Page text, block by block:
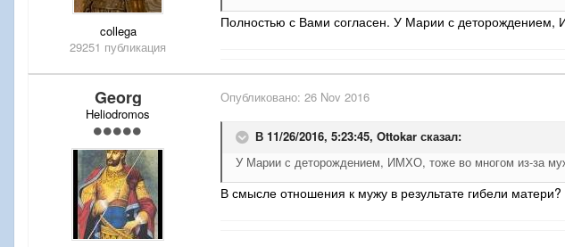
collega
29251 публикация
Полностью с Вами согласен. У Марии с
Georg
Heliodromos
Опубликовано: 26 Nov 2016
В 11/26/2016, 5:23:45, Ottokar сказал:
У Марии с деторождением, ИМХО, тоже во многом из-за
В смысле отношения к мужу в результате гибели матери?